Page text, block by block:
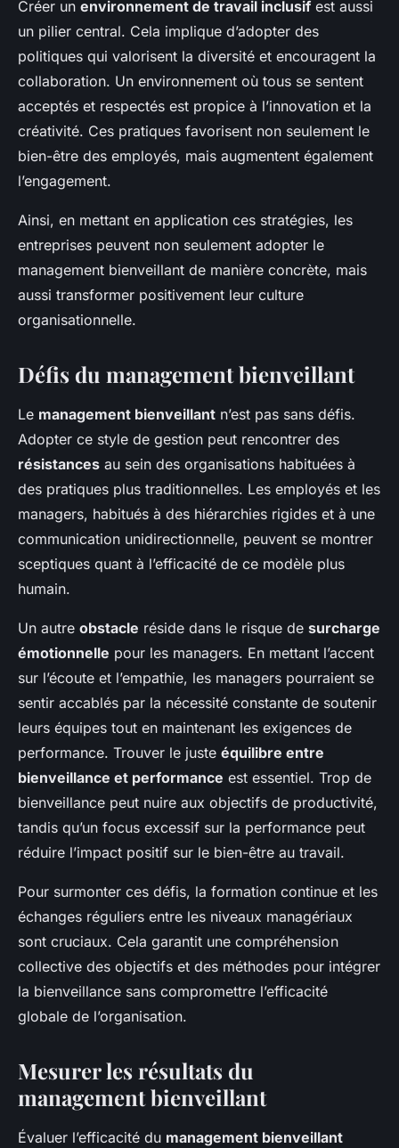
Créer un environnement de travail inclusif est aussi
un pilier central. Cela implique d’adopter des
politiques qui valorisent la diversité et encouragent la
collaboration. Un environnement où tous se sentent
acceptés et respectés est propice à l’innovation et la
créativité. Ces pratiques favorisent non seulement le
bien-être des employés, mais augmentent également
l’engagement.
Ainsi, en mettant en application ces stratégies, les
entreprises peuvent non seulement adopter le
management bienveillant de manière concrète, mais
aussi transformer positivement leur culture
organisationnelle.
Défis du management bienveillant
Le management bienveillant n’est pas sans défis.
Adopter ce style de gestion peut rencontrer des
résistances au sein des organisations habituées à
des pratiques plus traditionnelles. Les employés et les
managers, habitués à des hiérarchies rigides et à une
communication unidirectionnelle, peuvent se montrer
sceptiques quant à l’efficacité de ce modèle plus
humain.
Un autre obstacle réside dans le risque de surcharge
émotionnelle pour les managers. En mettant l’accent
sur l’écoute et l’empathie, les managers pourraient se
sentir accablés par la nécessité constante de soutenir
leurs équipes tout en maintenant les exigences de
performance. Trouver le juste équilibre entre
bienveillance et performance est essentiel. Trop de
bienveillance peut nuire aux objectifs de productivité,
tandis qu’un focus excessif sur la performance peut
réduire l’impact positif sur le bien-être au travail.
Pour surmonter ces défis, la formation continue et les
échanges réguliers entre les niveaux managériaux
sont cruciaux. Cela garantit une compréhension
collective des objectifs et des méthodes pour intégrer
la bienveillance sans compromettre l’efficacité
globale de l’organisation.
Mesurer les résultats du
management bienveillant
Évaluer l’efficacité du management bienveillant